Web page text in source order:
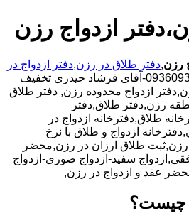
ازدواج رزن
رزن,دفتر طلاق در رزن,دفتر ازدواج در
09360937370-09360937370-آقای فرشاد حیدری تخفیف
ازدواج محدوده رزن, دفتر طلاق
رزن,دفتر طلاق,دفتر
طلاق,دفترخانه ازدواج در
ازدواج و طلاق با نرخ
رزن,ثبت طلاق ارزان در رزن,محضر
سفید-ازدواج صوری-ازدواج
عقد و ازدواج در رزن,
چیست؟